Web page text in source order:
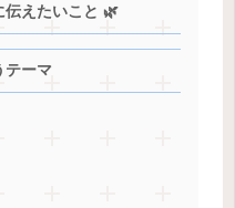
伝えたいこと 🌿
テーマ